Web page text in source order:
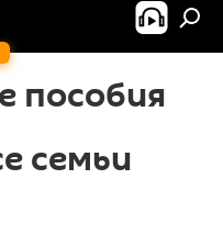
пособия
семьи